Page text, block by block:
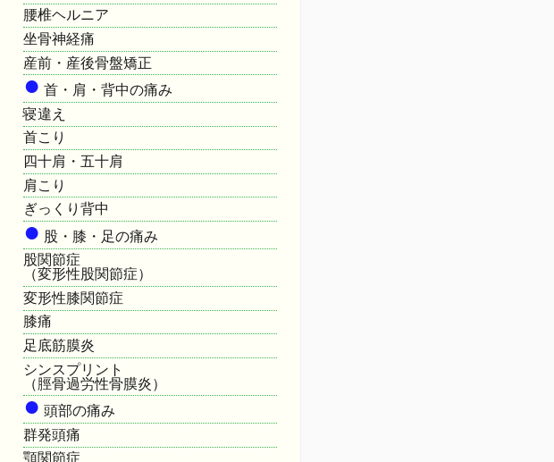
腰椎ヘルニア
坐骨神経痛
産前・産後骨盤矯正
● 首・肩・背中の痛み
寝違え
首こり
四十肩・五十肩
肩こり
ぎっくり背中
● 股・膝・足の痛み
股関節症
（変形性股関節症）
変形性膝関節症
膝痛
足底筋膜炎
シンスプリント
（脛骨過労性骨膜炎）
● 頭部の痛み
群発頭痛
顎関節症